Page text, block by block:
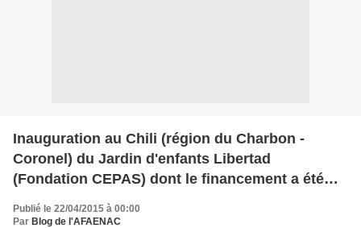
Inauguration au Chili (région du Charbon -
Coronel) du Jardin d'enfants Libertad
(Fondation CEPAS) dont le financement a été
Publié le 22/04/2015 à 00:00
Par Blog de l'AFAENAC